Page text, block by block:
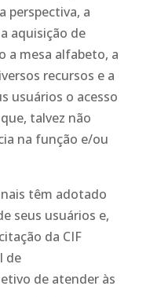
perspectiva, a
aquisição de
a mesa alfabeto, a
recursos e a
usuários o acesso
talvez não
na função e/ou
têm adotado
seus usuários e,
da CIF
de
de atender às